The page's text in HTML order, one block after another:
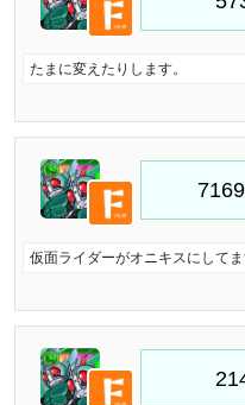
たまに変えたりします。
仮面ライダーがオニキスにして